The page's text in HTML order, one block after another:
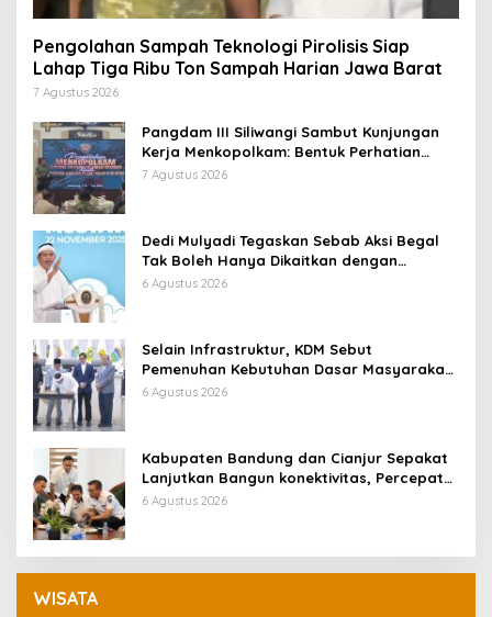
Pengolahan Sampah Teknologi Pirolisis Siap
Lahap Tiga Ribu Ton Sampah Harian Jawa Barat
7 Agustus 2026
Pangdam III Siliwangi Sambut Kunjungan
Kerja Menkopolkam: Bentuk Perhatian
Pemerintah
7 Agustus 2026
Dedi Mulyadi Tegaskan Sebab Aksi Begal
Tak Boleh Hanya Dikaitkan dengan
Ekonomi
6 Agustus 2026
Selain Infrastruktur, KDM Sebut
Pemenuhan Kebutuhan Dasar Masyarakat
Jadi Fokus APBD Jabar 2027
6 Agustus 2026
Kabupaten Bandung dan Cianjur Sepakat
Lanjutkan Bangun konektivitas, Percepat
Pertumbuhan Ekonomi Daerah
6 Agustus 2026
WISATA